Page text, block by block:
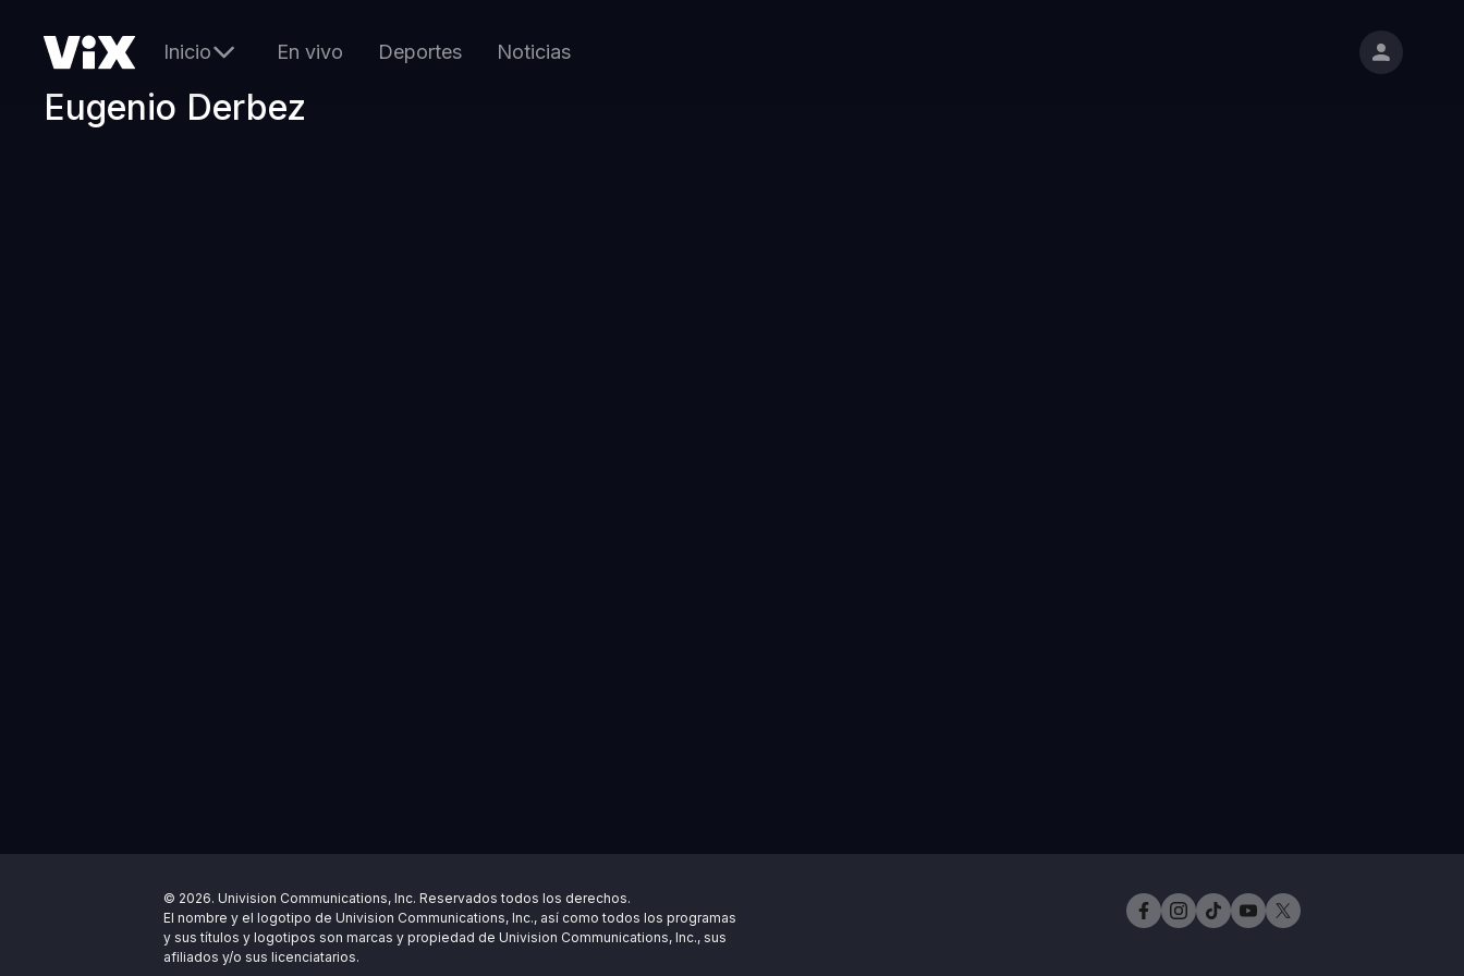
Inicio En vivo Deportes Noticias
Eugenio Derbez
© 2026. Univision Communications, Inc. Reservados todos los derechos.
El nombre y el logotipo de Univision Communications, Inc., así como todos los programas
y sus títulos y logotipos son marcas y propiedad de Univision Communications, Inc., sus
afiliados y/o sus licenciatarios.